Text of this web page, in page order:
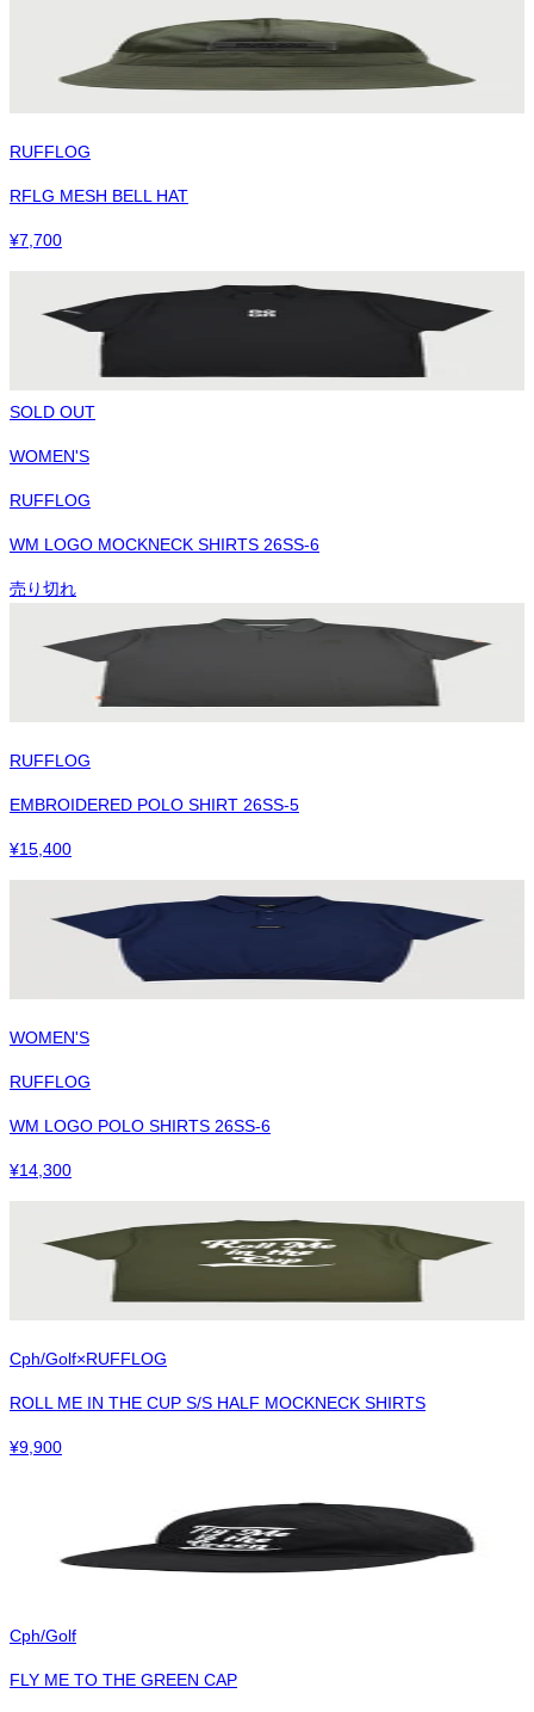
RUFFLOG
RFLG MESH BELL HAT
¥7,700
SOLD OUT
WOMEN'S
RUFFLOG
WM LOGO MOCKNECK SHIRTS 26SS-6
売り切れ
RUFFLOG
EMBROIDERED POLO SHIRT 26SS-5
¥15,400
WOMEN'S
RUFFLOG
WM LOGO POLO SHIRTS 26SS-6
¥14,300
Cph/Golf×RUFFLOG
ROLL ME IN THE CUP S/S HALF MOCKNECK SHIRTS
¥9,900
Cph/Golf
FLY ME TO THE GREEN CAP